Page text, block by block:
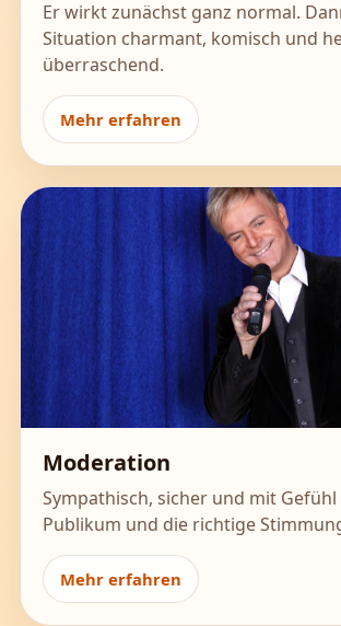
Er wirkt zunächst ganz normal.
Situation charmant, komisch und
überraschend.
Mehr erfahren
Moderation
Sympathisch, sicher und mit
Publikum und die richtige
Mehr erfahren